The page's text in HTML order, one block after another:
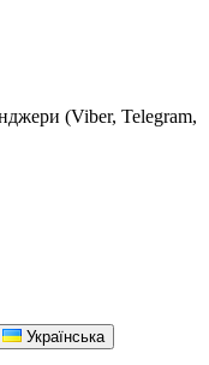
(Viber, Telegram,
Українська